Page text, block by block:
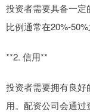
投资者需要具备一
比例通常在20%-
**2. 信用**
投资者需要拥有良
用。配资公司会通